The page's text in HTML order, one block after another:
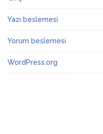
Yazı beslemesi
Yorum beslemesi
WordPress.org